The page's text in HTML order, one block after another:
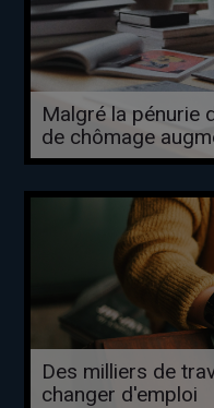
Malgré la pénurie
de chômage
Des milliers de
changer d'emploi